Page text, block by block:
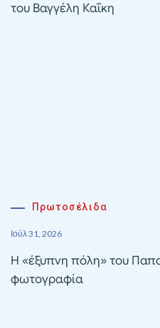
του Βαγγέλη Καΐκη
Πρωτοσέλιδα
Ιούλ 31, 2026
Η «έξυπνη πόλη» του
φωτογραφία